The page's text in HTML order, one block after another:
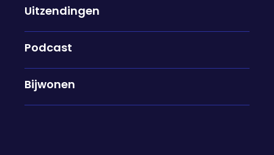
Uitzendingen
Podcast
Bijwonen
Straat van Hormuz te gaan blokkeren, waarop Iran
Pieter Klok, Coks Donders & Wouter de
Winther